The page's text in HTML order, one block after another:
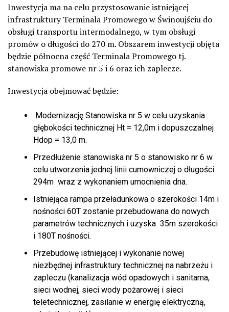
Inwestycja ma na celu przystosowanie istniejącej
infrastruktury Terminala Promowego w Świnoujściu do
obsługi transportu intermodalnego, w tym obsługi
promów o długości do 270 m. Obszarem inwestycji objęta
będzie północna część Terminala Promowego tj.
stanowiska promowe nr 5 i 6 oraz ich zaplecze.
Inwestycja obejmować będzie:
Modernizację Stanowiska nr 5 w celu uzyskania
głębokości technicznej Ht = 12,0m i dopuszczalnej
Hdop = 13,0 m.
Przedłużenie stanowiska nr 5 o stanowisko nr 6 w
celu utworzenia jednej linii cumowniczej o długości
294m wraz z wykonaniem umocnienia dna.
Istniejąca rampa przeładunkowa o szerokości 14m i
nośności 60T zostanie przebudowana do nowych
parametrów technicznych i uzyska 35m szerokości
i 180T nośności.
Przebudowę istniejącej i wykonanie nowej
niezbędnej infrastruktury technicznej na nabrzeżu i
zapleczu (kanalizacja wód opadowych i sanitarna,
sieci wodnej, sieci wody pożarowej i sieci
teletechnicznej, zasilanie w energię elektryczną,